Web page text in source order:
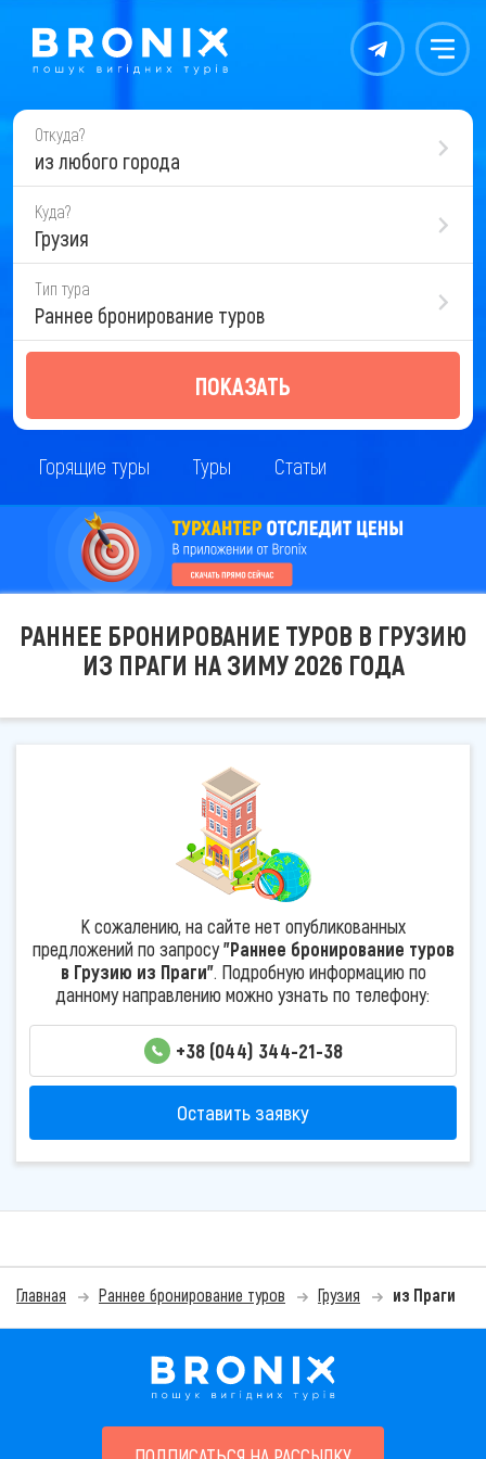
Контакты Меню
Откуда?
из любого города
Куда?
Грузия
Тип тура
Раннее бронирование туров
ПОКАЗАТЬ
Горящие туры Туры Статьи
РАННЕЕ БРОНИРОВАНИЕ ТУРОВ В ГРУЗИЮ
ИЗ ПРАГИ НА ЗИМУ 2026 ГОДА
К сожалению, на сайте нет опубликованных
предложений по запросу"Раннее бронирование туров
в Грузию из Праги". Подробную информацию по
данному направлению можно узнать по телефону:
+38 (044) 344-21-38
Оставить заявку
Главная Раннее бронирование туров Грузия из Праги